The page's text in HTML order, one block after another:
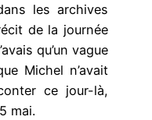
les archives
de la journée
qu’un vague
Michel n’avait
ce jour-là,
mai.